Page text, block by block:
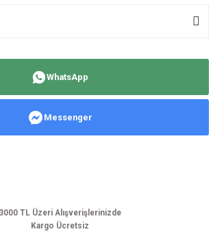
bozuk veya görüntülenemiyor.
WhatsApp
Messenger
3000 TL Üzeri Alışverişlerinizde
Kargo Ücretsiz